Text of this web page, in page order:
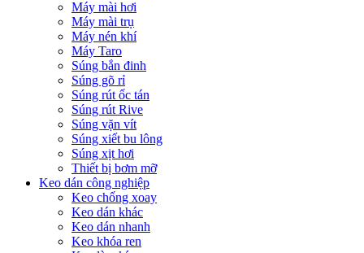
Máy mài hơi
Máy mài trụ
Máy nén khí
Máy Taro
Súng bắn đinh
Súng gõ rỉ
Súng rút ốc tán
Súng rút Rive
Súng vặn vít
Súng xiết bu lông
Súng xịt hơi
Thiết bị bơm mỡ
Keo dán công nghiệp
Keo chống xoay
Keo dán khác
Keo dán nhanh
Keo khóa ren